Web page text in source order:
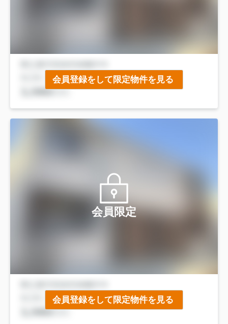
会員登録をして限定物件を見る
会員限定
会員登録をして限定物件を見る